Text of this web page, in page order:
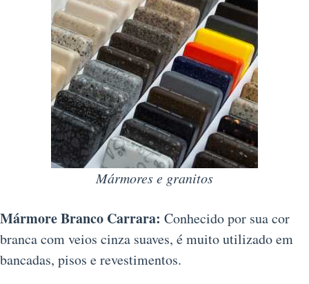
Mármores e granitos
Mármore Branco Carrara: Conhecido por sua cor
branca com veios cinza suaves, é muito utilizado em
bancadas, pisos e revestimentos.